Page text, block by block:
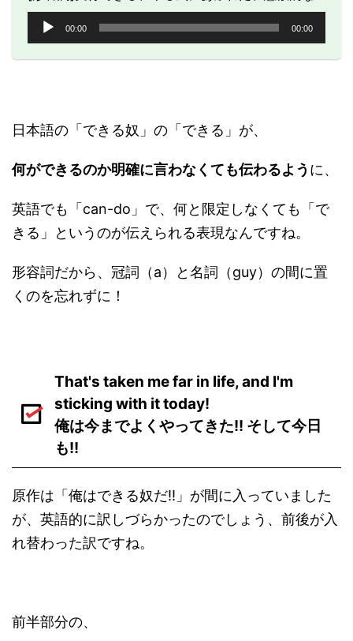
ー
00:00 00:00
日本語の「できる奴」の「できる」が、
何ができるのか明確に言わなくても伝わるよう に、
英語でも「can-do」で、何と限定しなくても「で
きる」というのが伝えられる表現なんですね。
形容詞だから、冠詞（a）と名詞（guy）の間に置
くのを忘れずに！
That's taken me far in life, and I'm
sticking with it today!
俺は今までよくやってきた!! そして今日
も!!
原作は「俺はできる奴だ!!」が間に入っていました
が、英語的に訳しづらかったのでしょう、前後が入
れ替わった訳ですね。
前半部分の、